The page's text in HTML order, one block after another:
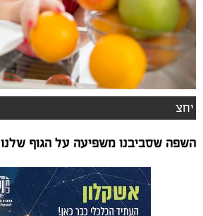
יחצ
השפה שסביבנו משפיעה על הגוף שלנו